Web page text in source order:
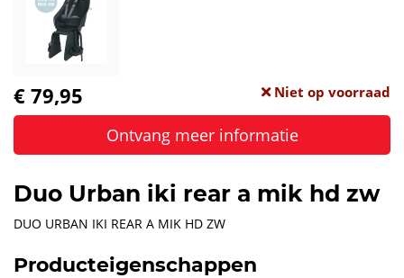
€ 79,95 Niet op voorraad
Ontvang meer informatie
Duo Urban iki rear a mik hd zw
DUO URBAN IKI REAR A MIK HD ZW
Producteigenschappen